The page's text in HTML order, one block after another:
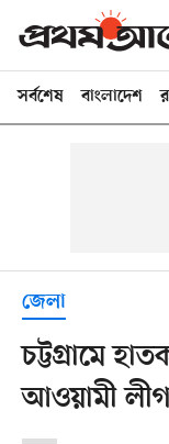
সর্বশেষ বাংলাদেশ
জেলা
চট্টগ্রামে
আওয়ামী